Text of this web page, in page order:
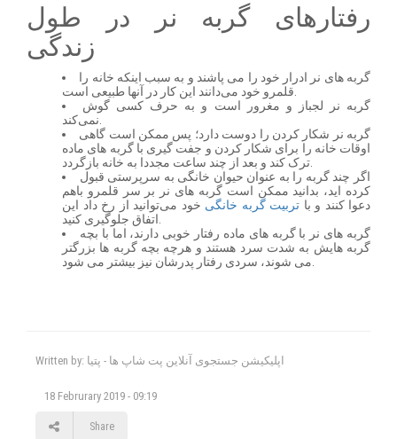
رفتارهای گربه نر در طول
زندگی
گربه های نر ادرار خود را می پاشند و به سبب اینکه خانه را
گربه نر لجباز و مغرور است و به حرف کسی گوش
گربه نر شکار کردن را دوست دارد؛ پس ممکن است گاهی
اوقات خانه را برای شکار کردن و جفت گیری با گربه های ماده
اگر چند گربه را به عنوان حیوان خانگی به سرپرستی قبول
کرده اید، بدانید ممکن است گربه های نر بر سر قلمرو باهم
دعوا کنند و با تربیت گربه خانگی خود می‌توانید از رخ داد این
گربه های نر با گربه های ماده رفتار خوبی دارند، اما با بچه
گربه هایش به شدت سرد هستند و هرچه بچه گربه ها بزرگتر
Written by: اپلیکیشن جستجوی آنلاین پت شاپ ها - پتیا
18 Februrary 2019 - 09:19
Share